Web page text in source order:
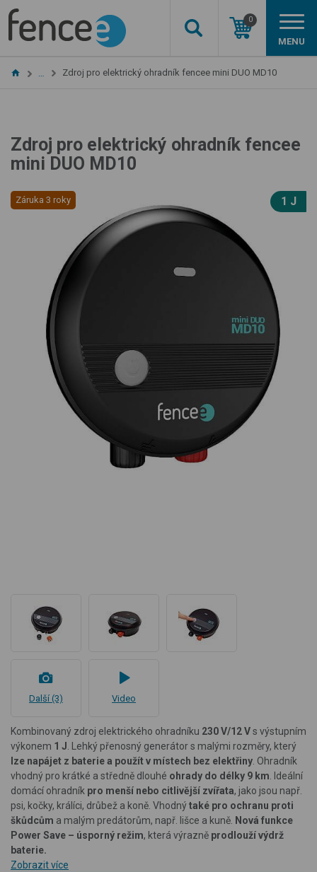
0
MENU
Zdroj pro elektrický ohradník fencee mini DUO MD10
Zdroj pro elektrický ohradník fencee
mini DUO MD10
Záruka 3 roky 1 J
Další (3) Video
Kombinovaný zdroj elektrického ohradníku 230 V/12 Vs výstupním
výkonem 1 J . Lehký přenosný generátor s malými rozměry, který
lze napájet z baterie a použít v místech bez elektřiny . Ohradník
vhodný pro krátké a středně dlouhé ohrady do délky 9 km . Ideální
domácí ohradník pro menší nebo citlivější zvířata, jako jsou např.
psi, kočky, králíci, drůbež a koně. Vhodnýtaké pro ochranu proti
škůdcům a malým predátorům, např. lišce a kuně. Nová funkce
Power Save – úsporný režim, která výrazně prodlouží výdrž
baterie.
Zobrazit více